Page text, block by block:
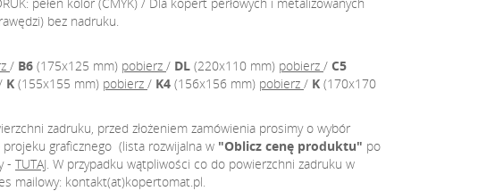
bez nadruku.
/ B6 (175x125 mm) pobierz / DL (220x110 mm) pobierz / C5
K (155x155 mm) pobierz / K4 (156x156 mm) pobierz / K (170x170
zadruku, przed złożeniem zamówienia prosimy o wybór
graficznego (lista rozwijalna w "Oblicz cenę produktu" po
- TUTAJ. W przypadku wątpliwości co do powierzchni zadruku w
mailowy: kontakt(at)kopertomat.pl.